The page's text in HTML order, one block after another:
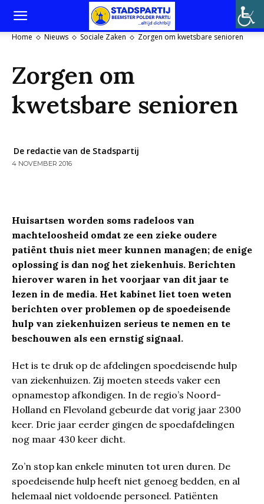
Home Nieuws Sociale Zaken Zorgen om kwetsbare senioren
Zorgen om
kwetsbare senioren
De redactie van de Stadspartij
4 NOVEMBER 2016
Huisartsen worden soms radeloos van
machteloosheid omdat ze een zieke oudere
patiënt thuis niet meer kunnen managen; de enige
oplossing is dan nog het ziekenhuis. Berichten
hierover waren in het voorjaar van dit jaar te
lezen in de media. Het kabinet liet toen weten
berichten over problemen op de spoedeisende
hulp van ziekenhuizen serieus te nemen en te
beschouwen als een ernstig signaal.
Het is te druk op de afdelingen spoedeisende hulp
van ziekenhuizen. Zij moeten steeds vaker een
opnamestop afkondigen. In de regio’s Noord-
Holland en Flevoland gebeurde dat vorig jaar 2300
keer. Drie jaar eerder gingen de spoedafdelingen
nog maar 430 keer dicht.
Zo’n stop kan enkele minuten tot uren duren. De
spoedeisende hulp heeft niet genoeg bedden, en al
helemaal niet voldoende personeel. Patiënten